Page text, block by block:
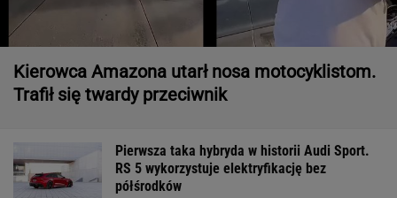
Kierowca Amazona utarł nosa motocyklistom.
Trafił się twardy przeciwnik
Pierwsza taka hybryda w historii Audi Sport.
RS 5 wykorzystuje elektryfikację bez
półśrodków